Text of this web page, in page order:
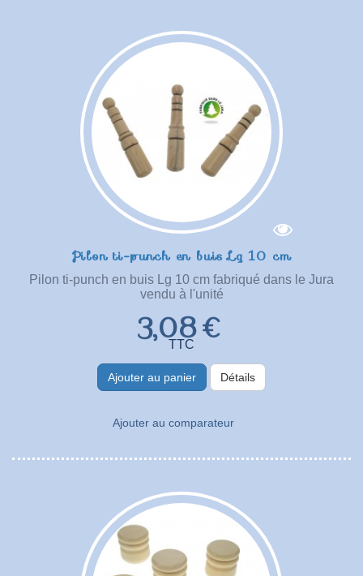
Pilon ti-punch en buis Lg 10 cm
Pilon ti-punch en buis Lg 10 cm fabriqué dans le Jura
vendu à l'unité
3,08 €
TTC
Ajouter au panier Détails
Ajouter au comparateur